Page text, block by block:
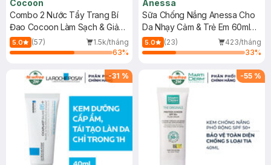
Cocoon
Combo 2 Nước Tẩy Trang Bí
Đao Cocoon Làm Sạch & Giảm
Dầu 500ml
5.0 (57)
1.5k/tháng
63%
Anessa
Sữa Chống Nắng Anessa Cho
Da Nhạy Cảm & Trẻ Em 60ml
(Mới)
5.0 (23)
423/tháng
33%
-31 % -55 %